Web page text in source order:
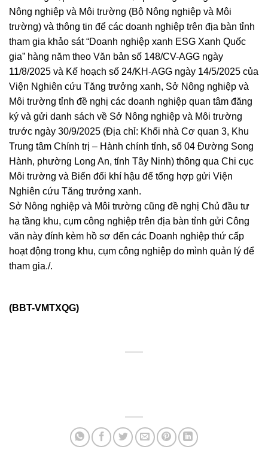
Nông nghiệp và Môi trường (Bộ Nông nghiệp và Môi
trường) và thông tin để các doanh nghiệp trên địa bàn tỉnh
tham gia khảo sát “Doanh nghiệp xanh ESG Xanh Quốc
gia” hàng năm theo Văn bản số 148/CV-AGG ngày
11/8/2025 và Kế hoạch số 24/KH-AGG ngày 14/5/2025 của
Viện Nghiên cứu Tăng trưởng xanh, Sở Nông nghiệp và
Môi trường tỉnh đề nghị các doanh nghiệp quan tâm đăng
ký và gửi danh sách về Sở Nông nghiệp và Môi trường
trước ngày 30/9/2025 (Địa chỉ: Khối nhà Cơ quan 3, Khu
Trung tâm Chính trị – Hành chính tỉnh, số 04 Đường Song
Hành, phường Long An, tỉnh Tây Ninh) thông qua Chi cục
Môi trường và Biến đổi khí hậu để tổng hợp gửi Viện
Nghiên cứu Tăng trưởng xanh.
Sở Nông nghiệp và Môi trường cũng đề nghị Chủ đầu tư
hạ tầng khu, cụm công nghiệp trên địa bàn tỉnh gửi Công
văn này đính kèm hồ sơ đến các Doanh nghiệp thứ cấp
hoạt động trong khu, cụm công nghiệp do mình quản lý để
tham gia./.
(BBT-VMTXQG)